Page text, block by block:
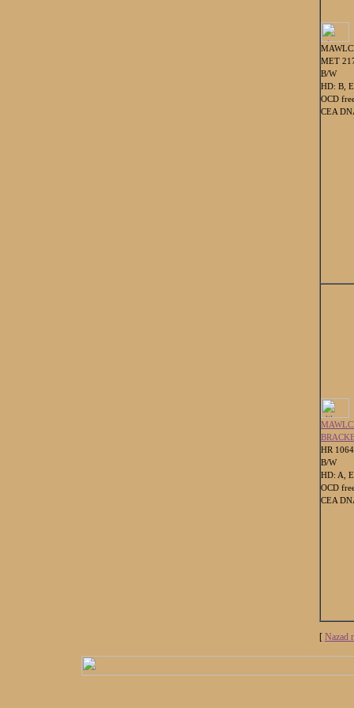
MET
B/W
HD: B,
OCD
CEA
HR
B/W
HD: A,
OCD
CEA
[ Nazad